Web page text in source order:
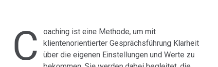
C
oaching ist eine Methode, um mit
klientenorientierter Gesprächsführung Klarheit
über die eigenen Einstellungen und Werte zu